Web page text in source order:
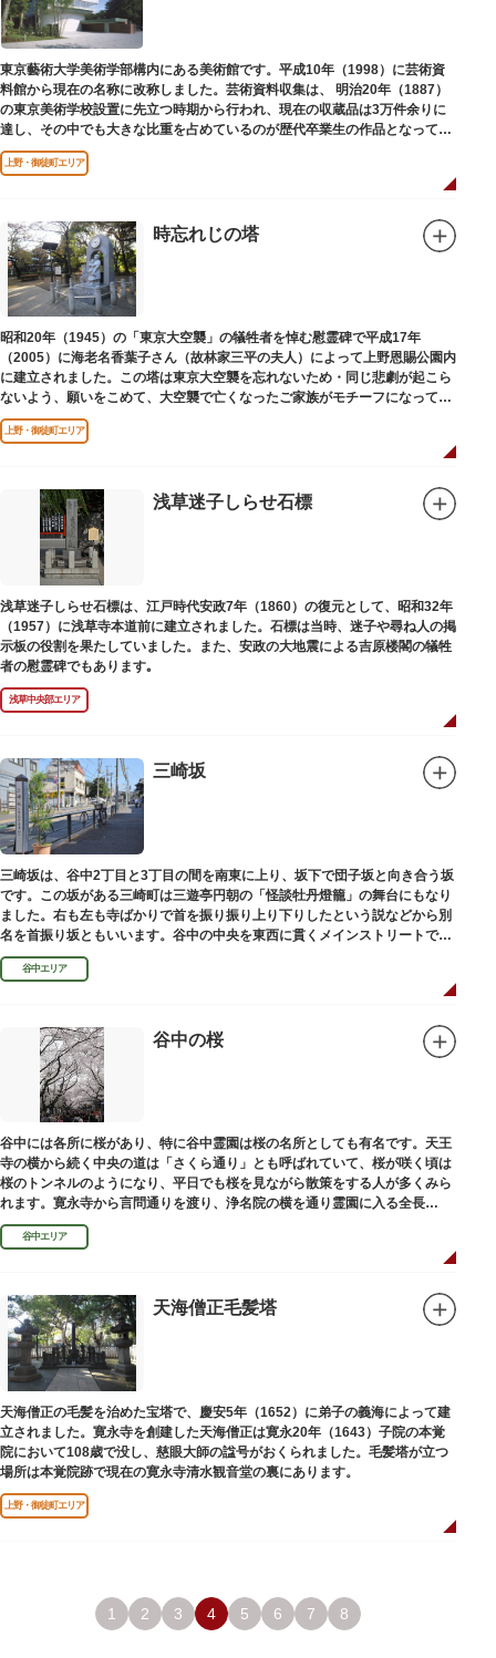
東京藝術大学美術学部構内にある美術館です。平成10年（1998）に芸術資
料館から現在の名称に改称しました。芸術資料収集は、 明治20年（1887）
の東京美術学校設置に先立つ時期から行われ、現在の収蔵品は3万件余りに
達し、その中でも大きな比重を占めているのが歴代卒業生の作品となってい
ます。
上野・御徒町エリア
時忘れじの塔
昭和20年（1945）の「東京大空襲」の犠牲者を悼む慰霊碑で平成17年
（2005）に海老名香葉子さん（故林家三平の夫人）によって上野恩賜公園内
に建立されました。この塔は東京大空襲を忘れないため・同じ悲劇が起こら
ないよう、願いをこめて、大空襲で亡くなったご家族がモチーフになってい
る平和祈念母子像・時計塔です。
上野・御徒町エリア
浅草迷子しらせ石標
浅草迷子しらせ石標は、江戸時代安政7年（1860）の復元として、昭和32年
（1957）に浅草寺本道前に建立されました。石標は当時、迷子や尋ね人の掲
示板の役割を果たしていました。また、安政の大地震による吉原楼閣の犠牲
者の慰霊碑でもあります｡
浅草中央部エリア
三崎坂
三崎坂は、谷中2丁目と3丁目の間を南東に上り、坂下で団子坂と向き合う坂
です。この坂がある三崎町は三遊亭円朝の「怪談牡丹燈籠」の舞台にもなり
ました。右も左も寺ばかりで首を振り振り上り下りしたという説などから別
名を首振り坂ともいいます。谷中の中央を東西に貫くメインストリートで
す。
谷中エリア
谷中の桜
谷中には各所に桜があり、特に谷中霊園は桜の名所としても有名です。天王
寺の横から続く中央の道は「さくら通り」とも呼ばれていて、桜が咲く頃は
桜のトンネルのようになり、平日でも桜を見ながら散策をする人が多くみら
れます。寛永寺から言問通りを渡り、浄名院の横を通り霊園に入る全長
100mの桜並木や、霊園内に点在する大木なども見事です。
谷中エリア
天海僧正毛髪塔
天海僧正の毛髪を治めた宝塔で、慶安5年（1652）に弟子の義海によって建
立されました。寛永寺を創建した天海僧正は寛永20年（1643）子院の本覚
院において108歳で没し、慈眼大師の諡号がおくられました。毛髪塔が立つ
場所は本覚院跡で現在の寛永寺清水観音堂の裏にあります。
上野・御徒町エリア
1 2 3 4 5 6 7 8